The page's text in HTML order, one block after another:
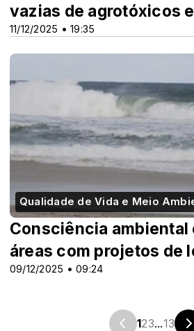
11/12/2025 • 19:35
vazias de agrotóxicos
Qualidade de Vida e Meio
09/12/2025 • 09:24
Consciência ambiental
áreas com projetos de
123...13